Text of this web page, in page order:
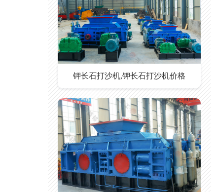
钾长石打沙机,钾长石打沙机价格